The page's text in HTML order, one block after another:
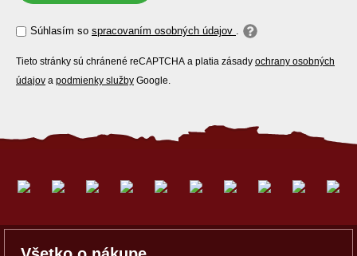
Súhlasím so spracovaním osobných údajov .
Tieto stránky sú chránené reCAPTCHA a platia zásady ochrany osobných
údajov a podmienky služby Google.